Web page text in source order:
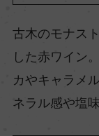
古木のモナス
した赤ワイン
カやキャラメ
ネラル感や塩